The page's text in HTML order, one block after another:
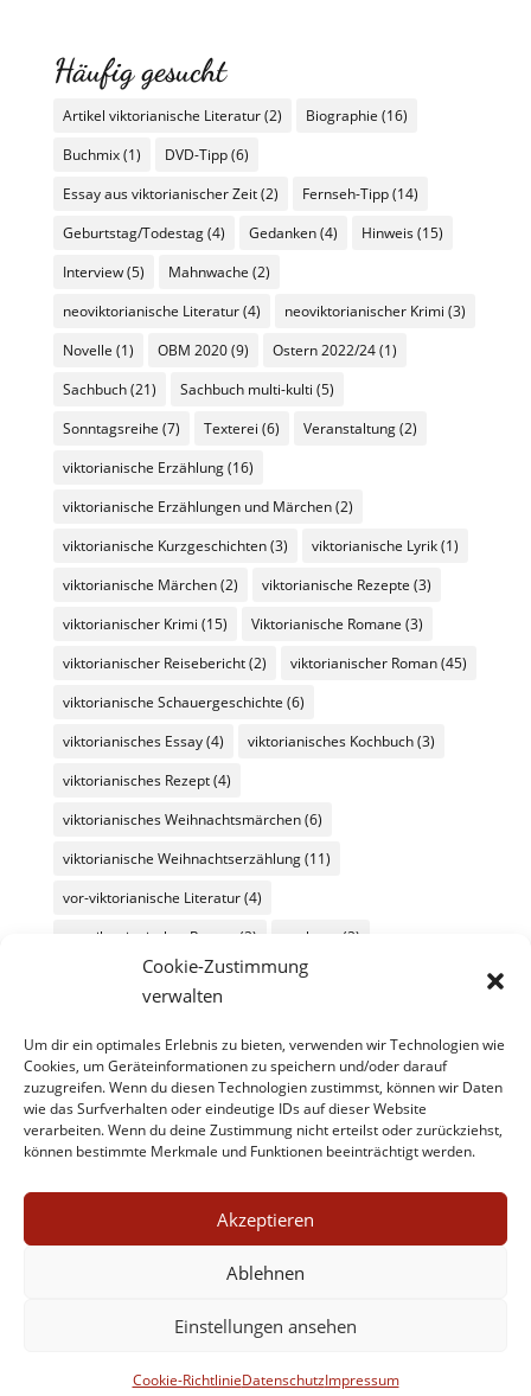
Cookie-Zustimmung
verwalten
Um dir ein optimales Erlebnis zu bieten, verwenden wir Technologien wie
Cookies, um Geräteinformationen zu speichern und/oder darauf
zuzugreifen. Wenn du diesen Technologien zustimmst, können wir Daten
wie das Surfverhalten oder eindeutige IDs auf dieser Website
verarbeiten. Wenn du deine Zustimmung nicht erteilst oder zurückziehst,
können bestimmte Merkmale und Funktionen beeinträchtigt werden.
Akzeptieren
Ablehnen
Einstellungen ansehen
Cookie-RichtlinieDatenschutzImpressum
Häufig gesucht
Artikel viktorianische Literatur(2) Biographie (16)
Buchmix(1) DVD-Tipp(6)
Essay aus viktorianischer Zeit(2) Fernseh-Tipp(14)
Geburtstag/Todestag(4) Gedanken(4) Hinweis(15)
Interview(5) Mahnwache (2)
neoviktorianische Literatur(4) neoviktorianischer Krimi (3)
Novelle (1) OBM 2020(9) Ostern 2022/24(1)
Sachbuch(21) Sachbuch multi-kulti (5)
Sonntagsreihe (7) Texterei (6) Veranstaltung(2)
viktorianische Erzählung(16)
viktorianische Erzählungen und Märchen(2)
viktorianische Kurzgeschichten(3) viktorianische Lyrik(1)
viktorianische Märchen(2) viktorianische Rezepte (3)
viktorianischer Krimi (15) Viktorianische Romane (3)
viktorianischer Reisebericht(2) viktorianischer Roman(45)
viktorianische Schauergeschichte (6)
viktorianisches Essay(4) viktorianisches Kochbuch(3)
viktorianisches Rezept(4)
viktorianisches Weihnachtsmärchen(6)
viktorianische Weihnachtserzählung(11)
vor-viktorianische Literatur(4)
vor-viktorianischer Roman
(2) werbung
(2)
Wochenüberblick(26) Wochenübersicht
zeitgenössische Literatur/kulturmagazin@8ung.info(1)
Zitat(45)
Werbe- und Affiliate-Links